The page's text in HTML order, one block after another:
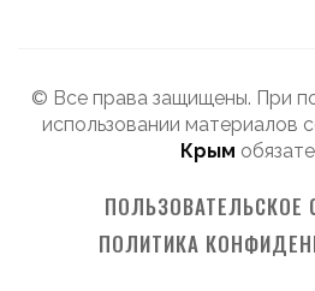
© Все права защищены. При
использовании материалов
Крым
ПОЛЬЗОВАТЕЛЬСКОЕ
ПОЛИТИКА